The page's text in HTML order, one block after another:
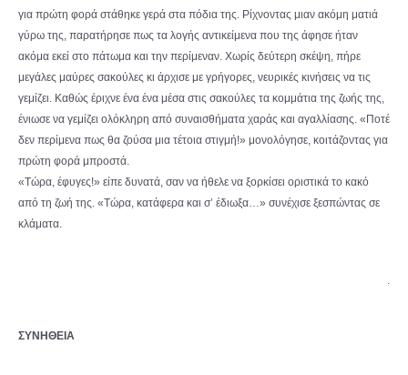
για πρώτη φορά στάθηκε γερά στα πόδια της. Ρίχνοντας μιαν ακόμη ματιά
γύρω της, παρατήρησε πως τα λογής αντικείμενα που της άφησε ήταν
ακόμα εκεί στο πάτωμα και την περίμεναν. Χωρίς δεύτερη σκέψη, πήρε
μεγάλες μαύρες σακούλες κι άρχισε με γρήγορες, νευρικές κινήσεις να τις
γεμίζει. Καθώς έριχνε ένα ένα μέσα στις σακούλες τα κομμάτια της ζωής της,
ένιωσε να γεμίζει ολόκληρη από συναισθήματα χαράς και αγαλλίασης. «Ποτέ
δεν περίμενα πως θα ζούσα μια τέτοια στιγμή!» μονολόγησε, κοιτάζοντας για
πρώτη φορά μπροστά.
«Τώρα, έφυγες!» είπε δυνατά, σαν να ήθελε να ξορκίσει οριστικά το κακό
από τη ζωή της. «Τώρα, κατάφερα και σ’ έδιωξα…» συνέχισε ξεσπώντας σε
κλάματα.
ΣΥΝΗΘΕΙΑ